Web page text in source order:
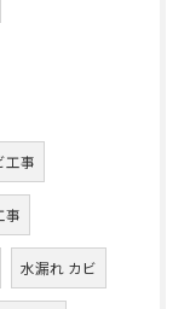
工事
事
水漏れ カビ